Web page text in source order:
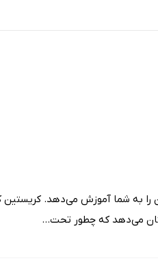
را به شما آموزش می‌دهد. کریستین
می‌دهد که چطور تحت...